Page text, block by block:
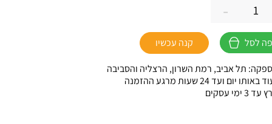
-
לסל קנה עכשיו
תל אביב, רמת השרון, הרצליה והסביבה
יום ועד 24 שעות מרגע ההזמנה
עסקים